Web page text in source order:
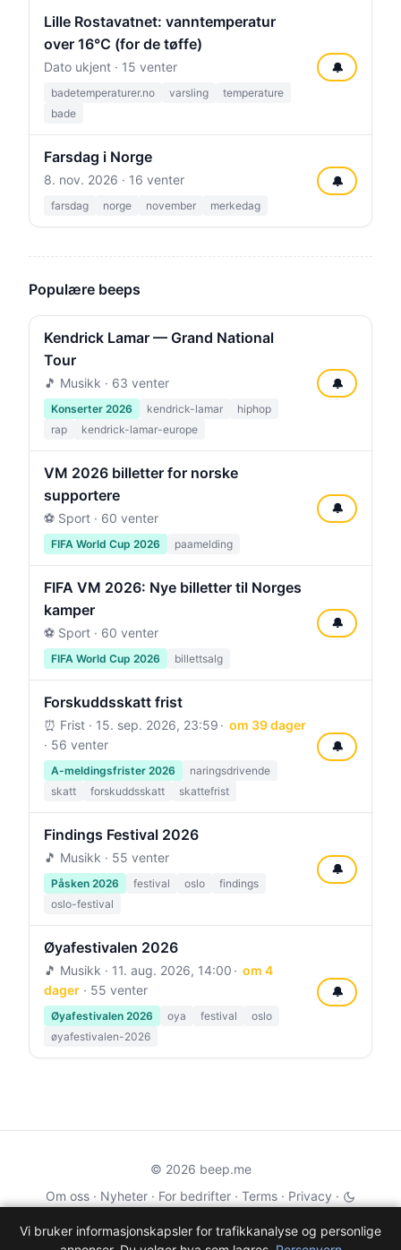
Lille Rostavatnet: vanntemperatur
over 16°C (for de tøffe)
Dato ukjent · 15 venter
badetemperaturer.no varsling
temperature
bade
🔔
Farsdag i Norge
8. nov. 2026 · 16 venter
farsdag norge november merkedag
🔔
Populære beeps
Kendrick Lamar — Grand National
Tour
🎵 Musikk · 63 venter
Konserter 2026 kendrick-lamar
hiphop
rap
kendrick-lamar-europe
🔔
VM 2026 billetter for norske
supportere
⚽ Sport · 60 venter
FIFA World Cup 2026 paamelding
🔔
FIFA VM 2026: Nye billetter til Norges
kamper
⚽ Sport · 60 venter
FIFA World Cup 2026 billettsalg
🔔
Forskuddsskatt frist
⏰ Frist · 15. sep. 2026, 23:59
om 39 dager
· 56 venter
A-meldingsfrister 2026
naringsdrivende
skatt
forskuddsskatt skattefrist
🔔
Findings Festival 2026
🎵 Musikk · 55 venter
Påsken 2026 festival oslo
findings
oslo-festival
🔔
Øyafestivalen 2026
🎵 Musikk · 11. aug. 2026, 14:00
om 4
dager · 55 venter
Øyafestivalen 2026 oya festival
oslo
øyafestivalen-2026
🔔
© 2026 beep.me
Om oss · Nyheter · For bedrifter · Terms · Privacy ·
·Wikidata·OMDb
Vi bruker informasjonskapsler for trafikkanalyse og personlige